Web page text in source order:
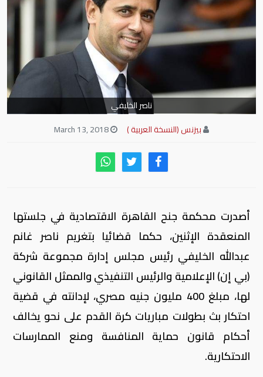
ناصر الخليفي
بيزنس (النسخة العربية )
أصدرت محكمة جنح القاهرة الاقتصادية في جلستها
المنعقدة الإثنين، حكما قضائيا بتغريم ناصر غانم
عبدالله الخليفي رئيس مجلس إدارة مجموعة شركة
(بي إن) الإعلامية والرئيس التنفيذي والممثل القانوني
لها، مبلغ 400 مليون جنيه مصري، لإدانته في قضية
احتكار بث بطولات مباريات كرة القدم على نحو يخالف
أحكام قانون حماية المنافسة ومنع الممارسات
الاحتكارية.